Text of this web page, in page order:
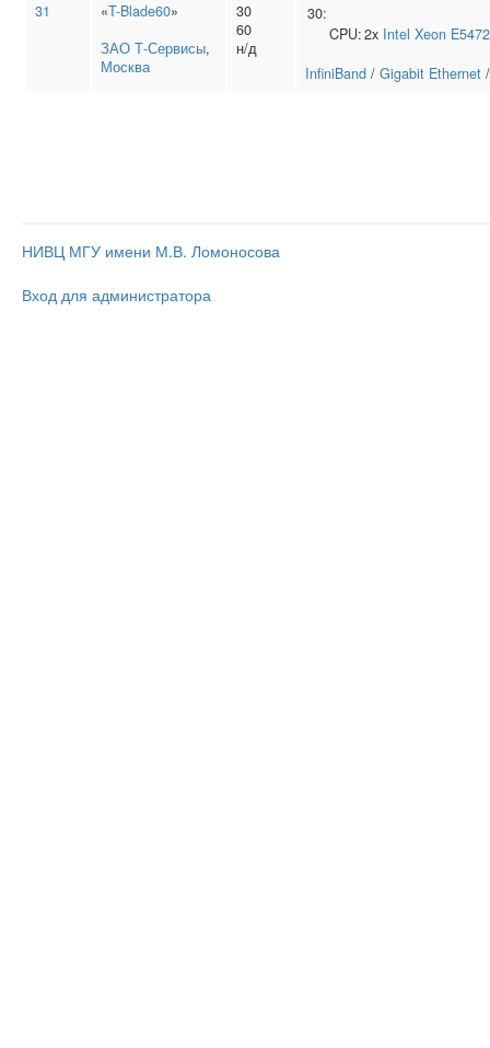
31 «T-Blade60»
ЗАО Т‑Сервисы,
Москва
30
60
н/д
30:
CPU:2x Intel Xeon E5472
InfiniBand / Gigabit Ethernet
НИВЦ МГУ имени М.В. Ломоносова
Вход для администратора